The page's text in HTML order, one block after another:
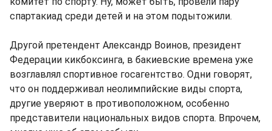
спартакиад среди детей и на этом подытожили.
Другой претендент Александр Воинов, президент
Федерации кикбоксинга, в бакиевские времена уже
возглавлял спортивное госагентство. Одни говорят,
что он поддерживал неолимпийские виды спорта,
другие уверяют в противоположном, особенно
представители национальных видов спорта. Впрочем,